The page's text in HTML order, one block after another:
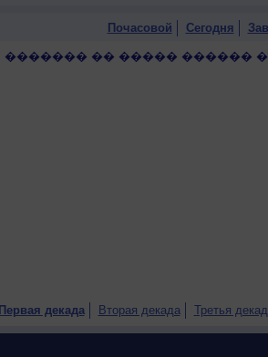
Почасовой Сегодня
������� �� ����� ������
Первая декада Вторая декада Третья